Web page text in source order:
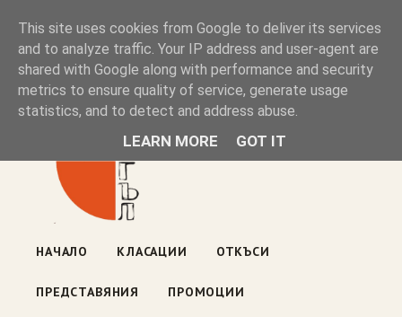
Книжен ъгъл
Блог на книжарницата — класации, откъси, нови книги
ул. „Оборище" 117, София· пон–пет 10:00–19:00 ·
НАЧАЛО КЛАСАЦИИ ОТКЪСИ
ПРЕДСТАВЯНИЯ ПРОМОЦИИ
This site uses cookies from Google to deliver its services
and to analyze traffic. Your IP address and user-agent are
shared with Google along with performance and security
metrics to ensure quality of service, generate usage
statistics, and to detect and address abuse.
LEARN MORE GOT IT